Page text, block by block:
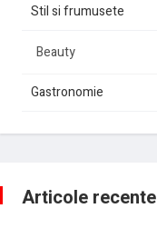
Stil si frumusete
Beauty
Gastronomie
Articole recente